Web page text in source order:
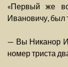
«Первый же
Ивановичу, был
— Вы Никанор
номер триста